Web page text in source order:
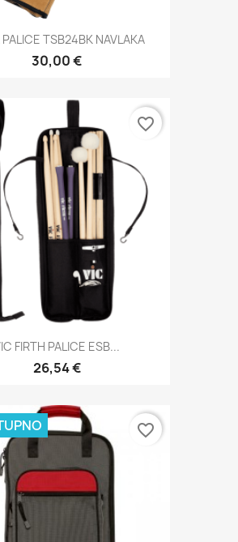
TSB24BK NAVLAKA
30,00 €
FIRTH PALICE ESB...
26,54 €
favorite_border
favorite_border